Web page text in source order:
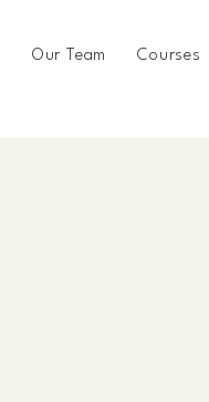
Our Team Courses